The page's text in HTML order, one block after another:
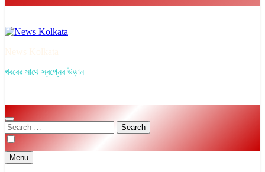
খবরের সাথে স্বপ্নের উড়ান
Search
for:
Menu